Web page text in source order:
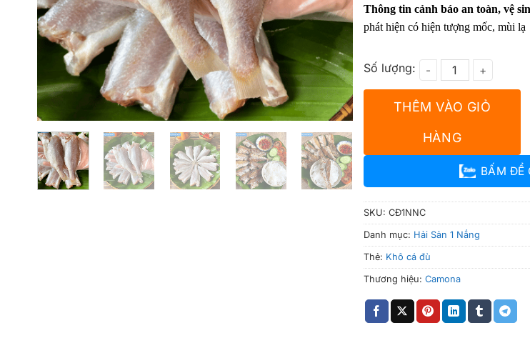
Thông tin cảnh báo an toàn, vệ
phát hiện có hiện tượng mốc, mùi lạ
Cá Đù 1 Nắng Nguyên Con số
THÊM VÀO GIỎ
HÀNG
BẤM ĐỂ
SKU: CĐ1NNC
Danh mục: Hải Sản 1 Nắng
Thẻ: Khô cá đù
Thương hiệu: Camona